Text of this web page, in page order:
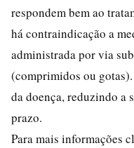
respondem bem ao
há contraindicação a
administrada por via
(comprimidos ou
da doença, reduzindo a
prazo.
Para mais informações